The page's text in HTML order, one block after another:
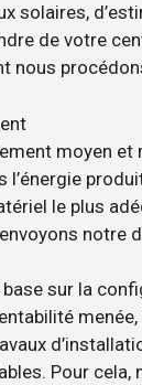
solaires,
de votre
nous
moyen et
l’énergie
le plus
notre
sur la
Pour cela,